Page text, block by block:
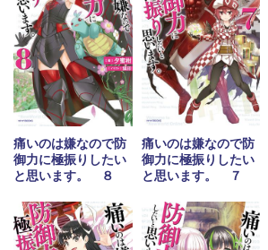
痛いのは嫌なので防
御力に極振りしたい
と思います。 ８
痛いのは嫌なので防
御力に極振りしたい
と思います。 ７